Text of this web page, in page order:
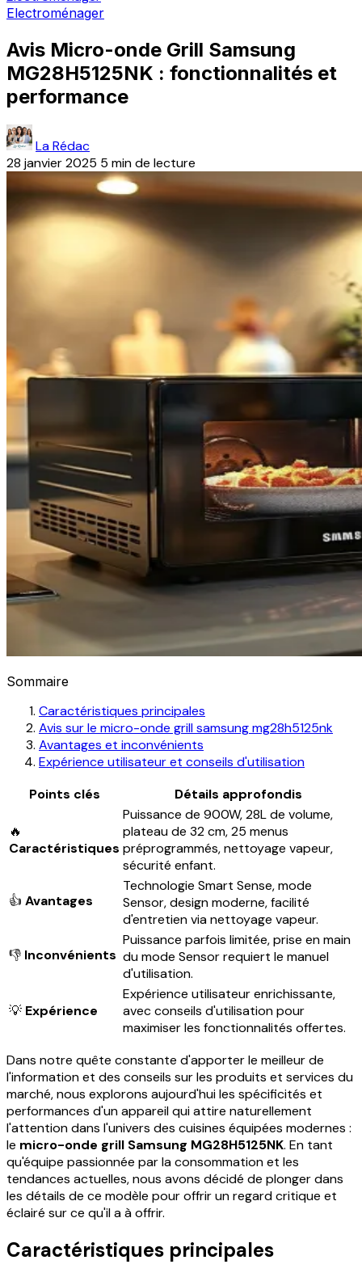
Electroménager
Avis Micro-onde Grill Samsung
MG28H5125NK : fonctionnalités et
performance
La Rédac
28 janvier 2025 5 min de lecture
Sommaire
Caractéristiques principales
Avis sur le micro-onde grill samsung mg28h5125nk
Avantages et inconvénients
Expérience utilisateur et conseils d'utilisation
Points clés
Détails approfondis
🔥
Caractéristiques
Puissance de 900W, 28L de volume,
plateau de 32 cm, 25 menus
préprogrammés, nettoyage vapeur,
sécurité enfant.
👍 Avantages
Technologie Smart Sense, mode
Sensor, design moderne, facilité
d'entretien via nettoyage vapeur.
👎 Inconvénients
Puissance parfois limitée, prise en main
du mode Sensor requiert le manuel
d'utilisation.
💡 Expérience
Expérience utilisateur enrichissante,
avec conseils d'utilisation pour
maximiser les fonctionnalités offertes.
Dans notre quête constante d'apporter le meilleur de
l'information et des conseils sur les produits et services du
marché, nous explorons aujourd'hui les spécificités et
performances d'un appareil qui attire naturellement
l'attention dans l'univers des cuisines équipées modernes :
le micro-onde grill Samsung MG28H5125NK. En tant
qu'équipe passionnée par la consommation et les
tendances actuelles, nous avons décidé de plonger dans
les détails de ce modèle pour offrir un regard critique et
éclairé sur ce qu'il a à offrir.
Caractéristiques principales